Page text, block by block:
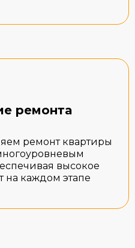
ремонта
ремонт квартиры
высокое
на каждом этапе